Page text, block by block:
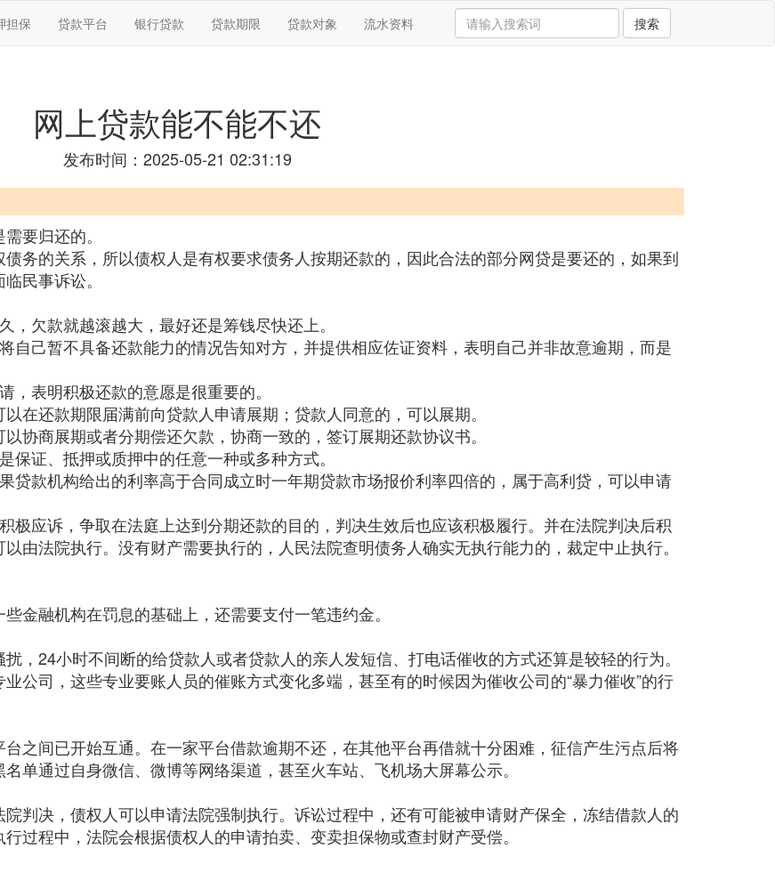
担保 贷款平台 银行贷款 贷款期限 贷款对象 流水资料 搜索
网上贷款能不能不还
发布时间：2025-05-21 02:31:19
要归还的。
务的关系，所以债权人是有权要求债务人按期还款的，因此合法的部分网贷是要还的，如果到
民事诉讼。
欠款就越滚越大，最好还是筹钱尽快还上。
自己暂不具备还款能力的情况告知对方，并提供相应佐证资料，表明自己并非故意逾期，而是
表明积极还款的意愿是很重要的。
在还款期限届满前向贷款人申请展期；贷款人同意的，可以展期。
协商展期或者分期偿还欠款，协商一致的，签订展期还款协议书。
证、抵押或质押中的任意一种或多种方式。
贷款机构给出的利率高于合同成立时一年期贷款市场报价利率四倍的，属于高利贷，可以申请
极应诉，争取在法庭上达到分期还款的目的，判决生效后也应该积极履行。并在法院判决后积
由法院执行。没有财产需要执行的，人民法院查明债务人确实无执行能力的，裁定中止执行。
金融机构在罚息的基础上，还需要支付一笔违约金。
扰，24小时不间断的给贷款人或者贷款人的亲人发短信、打电话催收的方式还算是较轻的行为。
公司，这些专业要账人员的催账方式变化多端，甚至有的时候因为催收公司的“暴力催收”的行
之间已开始互通。在一家平台借款逾期不还，在其他平台再借就十分困难，征信产生污点后将
单通过自身微信、微博等网络渠道，甚至火车站、飞机场大屏幕公示。
判决，债权人可以申请法院强制执行。诉讼过程中，还有可能被申请财产保全，冻结借款人的
过程中，法院会根据债权人的申请拍卖、变卖担保物或查封财产受偿。